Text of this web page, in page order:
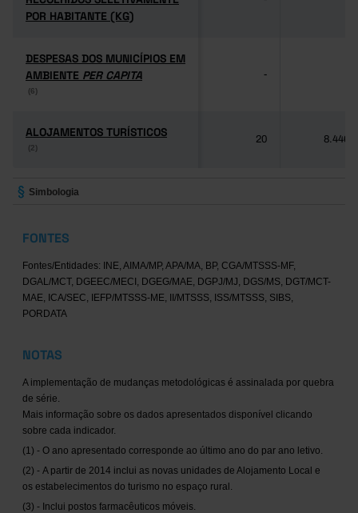
POR HABITANTE (KG)
POR HABITANTE (KG)
DESPESAS DOS MUNICÍPIOS EM
AMBIENTE PER CAPITA
(6)
DESPESAS DOS MUNICÍPIOS EM
AMBIENTE PER CAPITA
(6)
-
ALOJAMENTOS TURÍSTICOS
(2)
ALOJAMENTOS TURÍSTICOS
(2)
20 8.446
Simbologia
FONTES
Fontes/Entidades: INE, AIMA/MP, APA/MA, BP, CGA/MTSSS-MF,
DGAL/MCT, DGEEC/MECI, DGEG/MAE, DGPJ/MJ, DGS/MS, DGT/MCT-
MAE, ICA/SEC, IEFP/MTSSS-ME, II/MTSSS, ISS/MTSSS, SIBS,
PORDATA
NOTAS
A implementação de mudanças metodológicas é assinalada por quebra
de série.
Mais informação sobre os dados apresentados disponível clicando
sobre cada indicador.
(1) - O ano apresentado corresponde ao último ano do par ano letivo.
(2) - A partir de 2014 inclui as novas unidades de Alojamento Local e
os estabelecimentos do turismo no espaço rural.
(3) - Inclui postos farmacêuticos móveis.